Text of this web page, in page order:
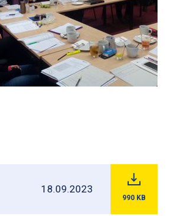
18.09.2023
990 KB